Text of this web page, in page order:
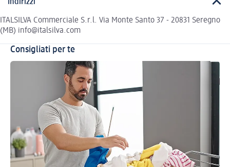
Indirizzi
ITALSILVA Commerciale S.r.l. Via Monte Santo 37 - 20831 Seregno
(MB) info@italsilva.com
Consigliati per te